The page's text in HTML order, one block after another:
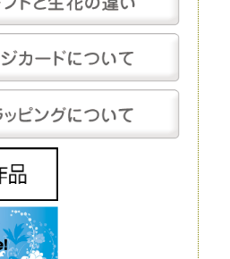
使えます。
なると「切り花」になるでしょう。生花の
。
あり、一生懸命手をかけても、多くの場
まうことは生花の宿命ではありますが、
だといえるでしょう。 生花は豪華なディ
ありますが、お花の種類によってはとても
飾ることはできません。
フにして作られる人工的なお花です。人工
使うのに対し、造花は化学繊維やワイヤー
性質が異なります。
メントにもよく利用されており、高いクオ
い代わりに驚くほど繊細です。それでも、
はりほかの花と比較するものではありませ